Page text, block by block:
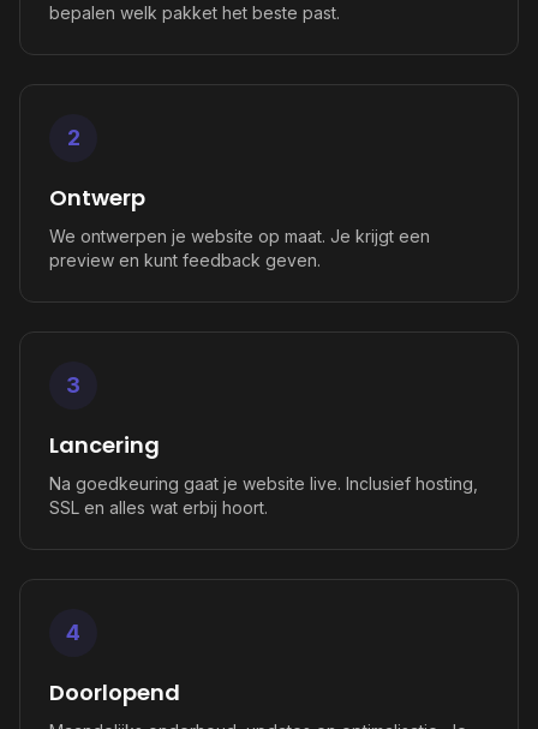
bepalen welk pakket het beste past.
2
Ontwerp
We ontwerpen je website op maat. Je krijgt een
preview en kunt feedback geven.
3
Lancering
Na goedkeuring gaat je website live. Inclusief hosting,
SSL en alles wat erbij hoort.
4
Doorlopend